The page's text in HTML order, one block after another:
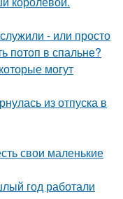
- или просто
потоп в спальне?
могут
из отпуска в
свои маленькие
год работали